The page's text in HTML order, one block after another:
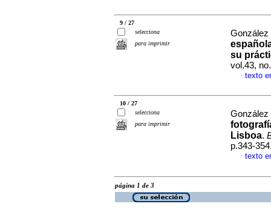
9 / 27
selecciona
para imprimir
su
vol.43,
· texto
10 / 27
selecciona
para imprimir
Lisboa.
p.343-
· texto
página 1 de 3